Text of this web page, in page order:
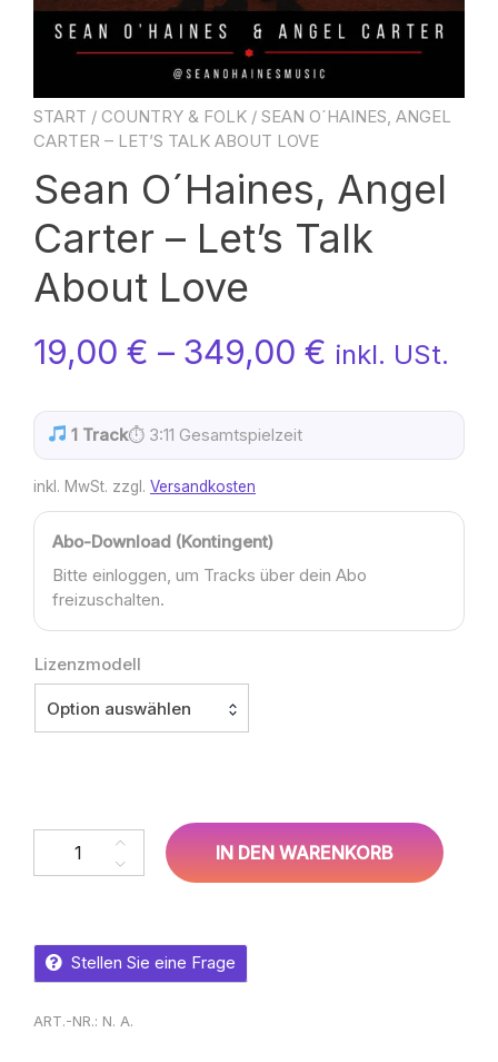
START / COUNTRY & FOLK / SEAN O´HAINES, ANGEL
CARTER – LET’S TALK ABOUT LOVE
Sean O´Haines, Angel
Carter – Let’s Talk
About Love
19,00 € – 349,00 € inkl. USt.
1 Track⏱ 3:11 Gesamtspielzeit
inkl. MwSt. zzgl. Versandkosten
Abo-Download (Kontingent)
Bitte einloggen, um Tracks über dein Abo
freizuschalten.
Lizenzmodell
Option auswählen
Sean O´Haines, Angel Carter – Let’s Talk About Love Menge
IN DEN WARENKORB
Stellen Sie eine Frage
ART.-NR.: N. A.